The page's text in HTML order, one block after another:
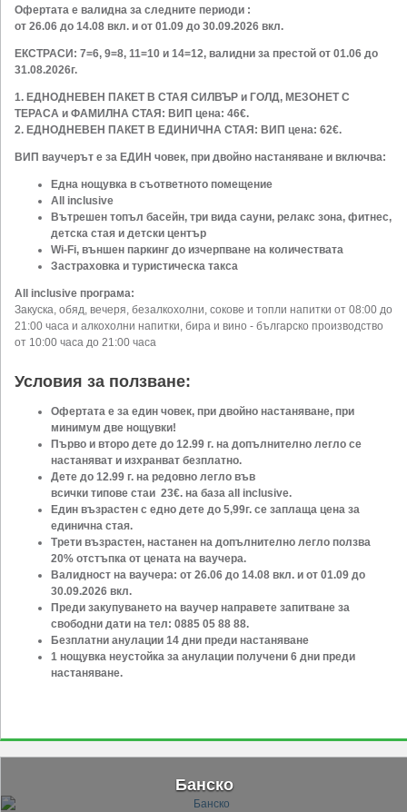
Офертата е валидна за следните периоди :
от 26.06 до 14.08 вкл. и от 01.09 до 30.09.2026 вкл.
ЕКСТРАСИ: 7=6, 9=8, 11=10 и 14=12, валидни за престой от 01.06 до
31.08.2026г.
1. ЕДНОДНЕВЕН ПАКЕТ В СТАЯ СИЛВЪР и ГОЛД, МЕЗОНЕТ С
ТЕРАСА и ФАМИЛНА СТАЯ: ВИП цена: 46€.
2. ЕДНОДНЕВЕН ПАКЕТ В ЕДИНИЧНА СТАЯ: ВИП цена: 62€.
ВИП ваучерът е за ЕДИН човек, при двойно настаняване и включва:
Една нощувка в съответното помещение
All inclusive
Вътрешен топъл басейн, три вида сауни, релакс зона, фитнес,
детска стая и детски център
Wi-Fi, външен паркинг до изчерпване на количествата
Застраховка и туристическа такса
All inclusive програма:
Закуска, обяд, вечеря, безалкохолни, сокове и топли напитки от 08:00 до
21:00 часа и алкохолни напитки, бира и вино - българско производство
от 10:00 часа до 21:00 часа
Условия за ползване:
Офертата е за един човек, при двойно настаняване, при
минимум две нощувки!
Първо и второ дете до 12.99 г. на допълнително легло се
настаняват и изхранват безплатно.
Дете до 12.99 г. на редовно легло във
всички типове стаи 23€. на база all inclusive.
Един възрастен с едно дете до 5,99г. се заплаща цена за
единична стая.
Трети възрастен, настанен на допълнително легло ползва
20% отстъпка от цената на ваучера.
Валидност на ваучера: от 26.06 до 14.08 вкл. и от 01.09 до
30.09.2026 вкл.
Преди закупуването на ваучер направете запитване за
свободни дати на тел: 0885 05 88 88.
Безплатни анулации 14 дни преди настаняване
1 нощувка неустойка за анулации получени 6 дни преди
настаняване.
Банско